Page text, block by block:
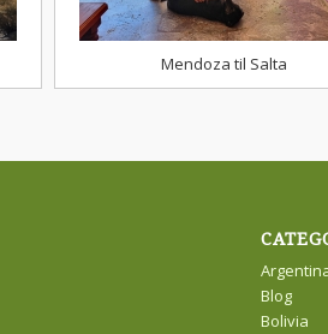
Mendoza til Salta
Blog
Bolivia